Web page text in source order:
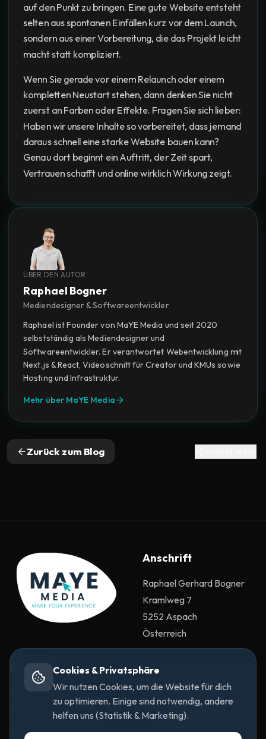
auf den Punkt zu bringen. Eine gute Website entsteht
selten aus spontanen Einfällen kurz vor dem Launch,
sondern aus einer Vorbereitung, die das Projekt leicht
macht statt kompliziert.
Wenn Sie gerade vor einem Relaunch oder einem
kompletten Neustart stehen, dann denken Sie nicht
zuerst an Farben oder Effekte. Fragen Sie sich lieber:
Haben wir unsere Inhalte so vorbereitet, dass jemand
daraus schnell eine starke Website bauen kann?
Genau dort beginnt ein Auftritt, der Zeit spart,
Vertrauen schafft und online wirklich Wirkung zeigt.
ÜBER DEN AUTOR
Raphael Bogner
Mediendesigner & Softwareentwickler
Raphael ist Founder von MaYE Media und seit 2020
selbstständig als Mediendesigner und
Softwareentwickler. Er verantwortet Webentwicklung mit
Next.js & React, Videoschnitt für Creator und KMUs sowie
Hosting und Infrastruktur.
Mehr über MaYE Media
Zurück zum Blog
Anschrift
Raphael Gerhard Bogner
Kramlweg 7
5252 Aspach
Österreich
Kontakt
+43 670 6533244
contact@mayemedia.at
mayemedia.official
🗺️
Google Maps
deaktiviert
Cookie-Einstellungen
öffnen
Cookies & Privatsphäre
Wir nutzen Cookies, um die Website für dich
zu optimieren. Einige sind notwendig, andere
helfen uns (Statistik & Marketing).